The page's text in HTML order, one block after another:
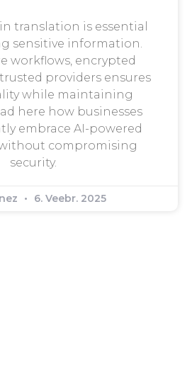
translation is essential
sensitive information.
workflows, encrypted
providers ensures
while maintaining
here how businesses
embrace AI-powered
compromising
security.
6. Veebr. 2025